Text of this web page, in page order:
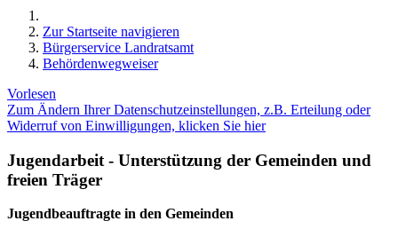
Zur Startseite navigieren
Bürgerservice Landratsamt
Behördenwegweiser
Vorlesen
Zum Ändern Ihrer Datenschutzeinstellungen, z.B. Erteilung oder
Widerruf von Einwilligungen, klicken Sie hier
Jugendarbeit - Unterstützung der Gemeinden und
freien Träger
Jugendbeauftragte in den Gemeinden